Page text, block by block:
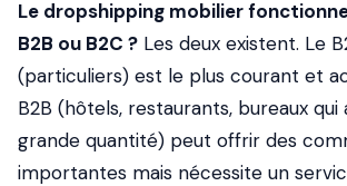
Le dropshipping mobilier
B2B ou B2C ? Les deux existent. Le
(particuliers) est le plus courant et
B2B (hôtels, restaurants, bureaux
grande quantité) peut offrir des
importantes mais nécessite un